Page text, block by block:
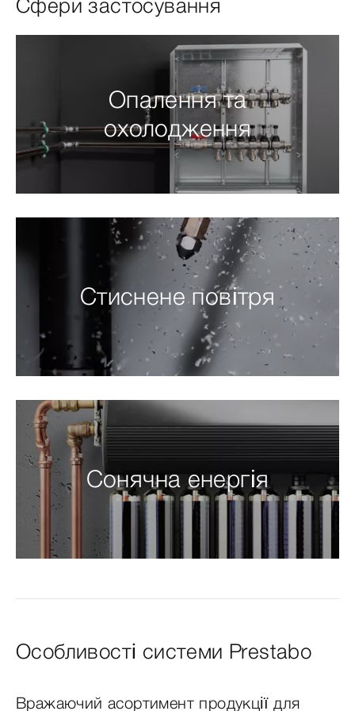
Сфери застосування
Опалення та
охолодження
Стиснене повітря
Сонячна енергія
Особливості системи Prestabo
Вражаючий асортимент продукції для